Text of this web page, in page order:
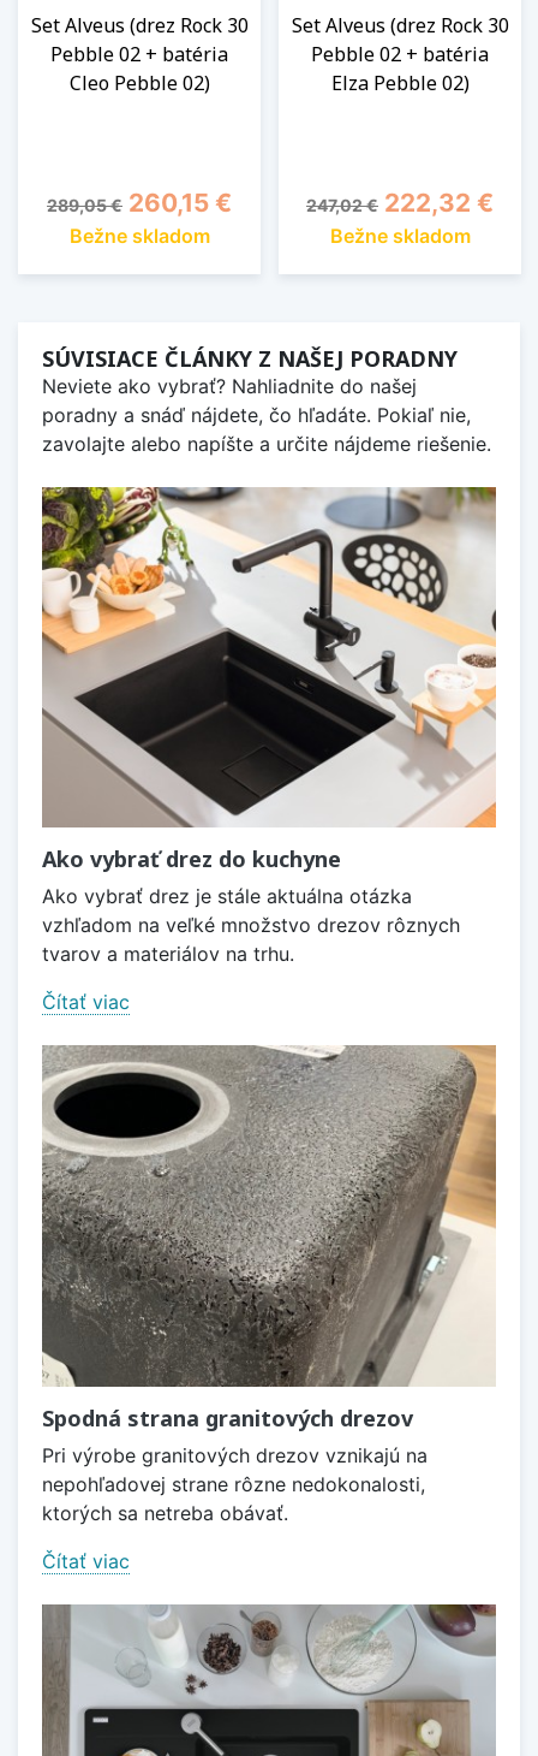
Set Alveus (drez Rock 30
Pebble 02 + batéria
Cleo Pebble 02)
Základná cena
289,05 € Cena
260,15 €
Bežne skladom
Set Alveus (drez Rock 30
Pebble 02 + batéria
Elza Pebble 02)
Základná cena
247,02 € Cena
222,32 €
Bežne skladom
SÚVISIACE ČLÁNKY Z NAŠEJ PORADNY
Neviete ako vybrať? Nahliadnite do našej
poradny a snáď nájdete, čo hľadáte. Pokiaľ nie,
zavolajte alebo napíšte a určite nájdeme riešenie.
Ako vybrať drez do kuchyne
Ako vybrať drez je stále aktuálna otázka
vzhľadom na veľké množstvo drezov rôznych
tvarov a materiálov na trhu.
Čítať viac
Spodná strana granitových drezov
Pri výrobe granitových drezov vznikajú na
nepohľadovej strane rôzne nedokonalosti,
ktorých sa netreba obávať.
Čítať viac